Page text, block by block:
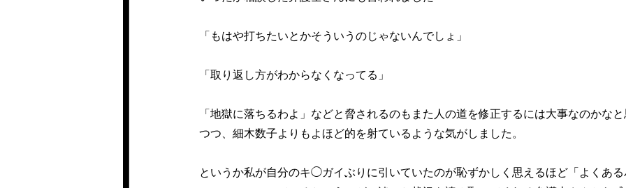
「もはや打ちたいとかそういうのじゃないんでしょ」
「取り返し方がわからなくなってる」
「地獄に落ちるわよ」などと脅されるのもまた人の道を修正するには大事なのかな
つつ、細木数子よりもよほど的を射ているような気がしました。
というか私が自分のキ◯ガイぶりに引いていたのが恥ずかしく思えるほど「よくあ